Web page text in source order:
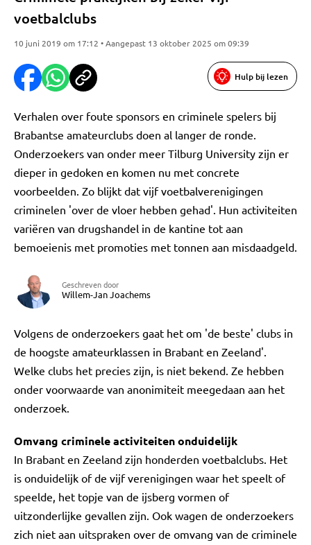
voetbalclubs
10 juni 2019 om 17:12 • Aangepast 13 oktober 2025 om 09:39
Hulp bij lezen
Verhalen over foute sponsors en criminele spelers bij
Brabantse amateurclubs doen al langer de ronde.
Onderzoekers van onder meer Tilburg University zijn er
dieper in gedoken en komen nu met concrete
voorbeelden. Zo blijkt dat vijf voetbalverenigingen
criminelen 'over de vloer hebben gehad'. Hun activiteiten
variëren van drugshandel in de kantine tot aan
bemoeienis met promoties met tonnen aan misdaadgeld.
Geschreven door
Willem-Jan Joachems
Volgens de onderzoekers gaat het om 'de beste' clubs in
de hoogste amateurklassen in Brabant en Zeeland'.
Welke clubs het precies zijn, is niet bekend. Ze hebben
onder voorwaarde van anonimiteit meegedaan aan het
onderzoek.
Omvang criminele activiteiten onduidelijk
In Brabant en Zeeland zijn honderden voetbalclubs. Het
is onduidelijk of de vijf verenigingen waar het speelt of
speelde, het topje van de ijsberg vormen of
uitzonderlijke gevallen zijn. Ook wagen de onderzoekers
zich niet aan uitspraken over de omvang van de criminele